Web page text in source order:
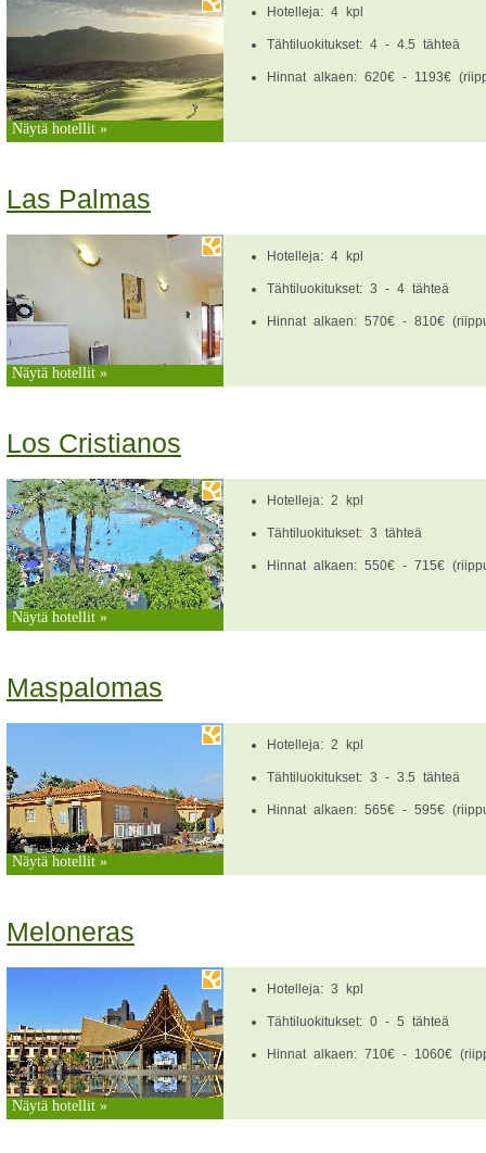
Hotelleja: 4 kpl
Tähtiluokitukset: 4 - 4.5 tähteä
Hinnat alkaen: 620€ - 1193€
Näytä hotellit »
Las Palmas
Hotelleja: 4 kpl
Tähtiluokitukset: 3 - 4 tähteä
Hinnat alkaen: 570€ - 810€
Näytä hotellit »
Los Cristianos
Hotelleja: 2 kpl
Tähtiluokitukset: 3 tähteä
Hinnat alkaen: 550€ - 715€
Näytä hotellit »
Maspalomas
Hotelleja: 2 kpl
Tähtiluokitukset: 3 - 3.5 tähteä
Hinnat alkaen: 565€ - 595€
Näytä hotellit »
Meloneras
Hotelleja: 3 kpl
Tähtiluokitukset: 0 - 5 tähteä
Hinnat alkaen: 710€ - 1060€
Näytä hotellit »